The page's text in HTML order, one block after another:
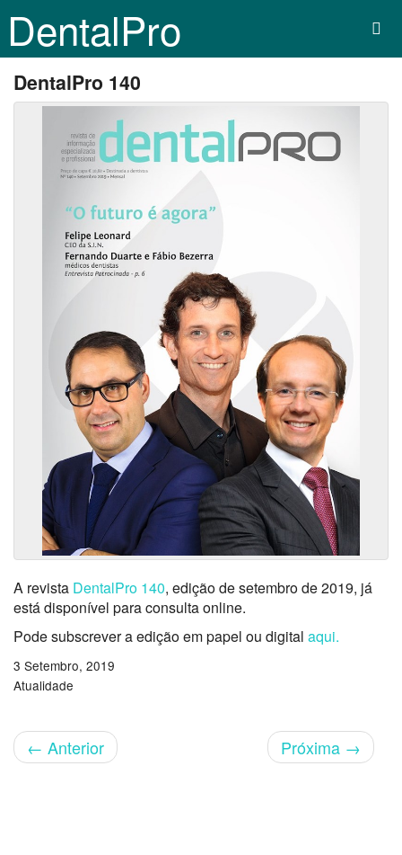
DentalPro
DentalPro 140
A revista DentalPro 140, edição de setembro de 2019, já
está disponível para consulta online.
Pode subscrever a edição em papel ou digital aqui.
3 Setembro, 2019
Atualidade
← Anterior Próxima →